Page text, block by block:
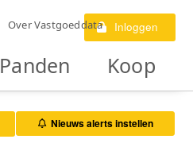
Over Vastgoeddata Inloggen
Panden Koop
Nieuws alerts instellen